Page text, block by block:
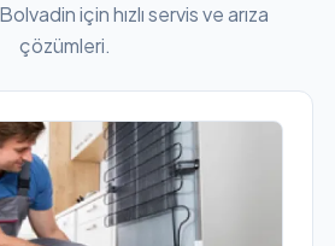
için hızlı servis ve arıza
çözümleri.